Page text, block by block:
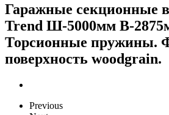
Гаражные секционные
Trend Ш-5000мм В-
Торсионные пружины.
поверхность woodgrain.
Previous